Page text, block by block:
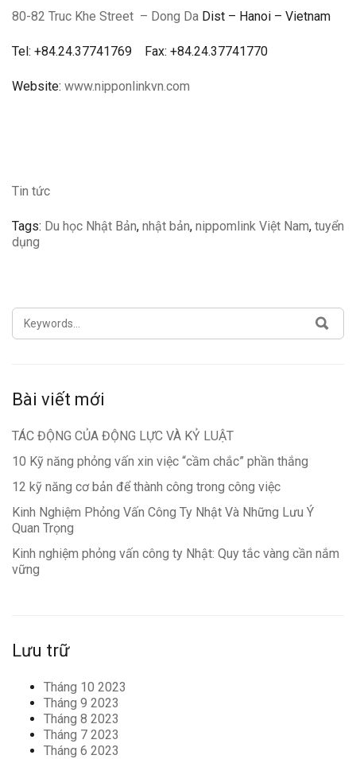
80-82 Truc Khe Street – Dong Da Dist – Hanoi – Vietnam
Tel: +84.24.37741769 Fax: +84.24.37741770
Website: www.nipponlinkvn.com
Tin tức
Tags: Du học Nhật Bản, nhật bản, nippomlink Việt Nam, tuyển
dụng
SEARCH
FOR:
Bài viết mới
TÁC ĐỘNG CỦA ĐỘNG LỰC VÀ KỶ LUẬT
10 Kỹ năng phỏng vấn xin việc “cầm chắc” phần thắng
12 kỹ năng cơ bản để thành công trong công việc
Kinh Nghiệm Phỏng Vấn Công Ty Nhật Và Những Lưu Ý
Quan Trọng
Kinh nghiệm phỏng vấn công ty Nhật: Quy tắc vàng cần nắm
vững
Lưu trữ
Tháng 10 2023
Tháng 9 2023
Tháng 8 2023
Tháng 7 2023
Tháng 6 2023